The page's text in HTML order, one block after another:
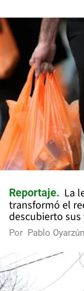
Reportaje
La
transformó el
descubierto sus
Por Pablo Oyarzún